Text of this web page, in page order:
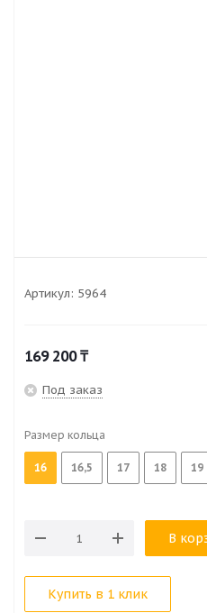
Артикул: 5964
169 200₸
Под заказ
Размер кольца
16 16,5 17 18 19
В
Купить в 1 клик